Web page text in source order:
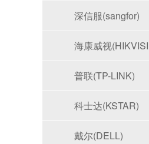
深信服(sangfor)
普联(TP-LINK)
科士达(KSTAR)
戴尔(DELL)